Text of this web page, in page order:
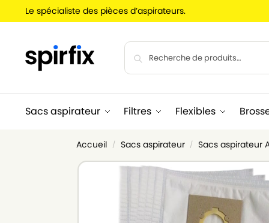
Le spécialiste des pièces d’aspirateurs.
Sacs aspirateur Filtres Flexibles
Accueil / Sacs aspirateur / Sacs aspirateur